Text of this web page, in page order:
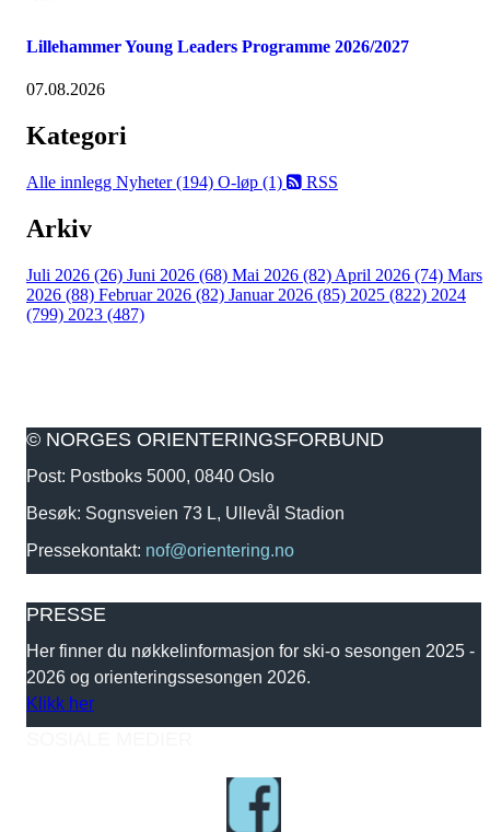
Lillehammer Young Leaders Programme 2026/2027
07.08.2026
Kategori
Alle innlegg Nyheter (194) O-løp (1) RSS
Arkiv
Juli 2026 (26) Juni 2026 (68) Mai 2026 (82) April 2026 (74) Mars
2026 (88) Februar 2026 (82) Januar 2026 (85) 2025 (822) 2024
(799) 2023 (487)
© NORGES ORIENTERINGSFORBUND
Post: Postboks 5000, 0840 Oslo
Besøk: Sognsveien 73 L, Ullevål Stadion
Pressekontakt: nof@orientering.no
PRESSE
Her finner du nøkkelinformasjon for ski-o sesongen 2025 -
2026 og orienteringssesongen 2026.
Klikk her